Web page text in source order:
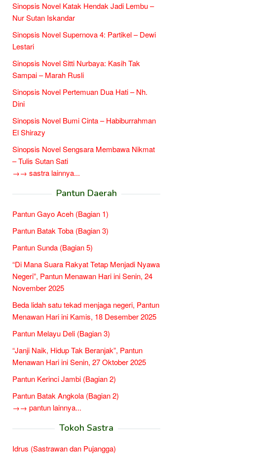
Sinopsis Novel Katak Hendak Jadi Lembu –
Nur Sutan Iskandar
Sinopsis Novel Supernova 4: Partikel – Dewi
Lestari
Sinopsis Novel Sitti Nurbaya: Kasih Tak
Sampai – Marah Rusli
Sinopsis Novel Pertemuan Dua Hati – Nh.
Dini
Sinopsis Novel Bumi Cinta – Habiburrahman
El Shirazy
Sinopsis Novel Sengsara Membawa Nikmat
– Tulis Sutan Sati
→→ sastra lainnya...
Pantun Daerah
Pantun Gayo Aceh (Bagian 1)
Pantun Batak Toba (Bagian 3)
Pantun Sunda (Bagian 5)
“Di Mana Suara Rakyat Tetap Menjadi Nyawa
Negeri”, Pantun Menawan Hari ini Senin, 24
November 2025
Beda lidah satu tekad menjaga negeri, Pantun
Menawan Hari ini Kamis, 18 Desember 2025
Pantun Melayu Deli (Bagian 3)
“Janji Naik, Hidup Tak Beranjak”, Pantun
Menawan Hari ini Senin, 27 Oktober 2025
Pantun Kerinci Jambi (Bagian 2)
Pantun Batak Angkola (Bagian 2)
→→ pantun lainnya...
Tokoh Sastra
Idrus (Sastrawan dan Pujangga)